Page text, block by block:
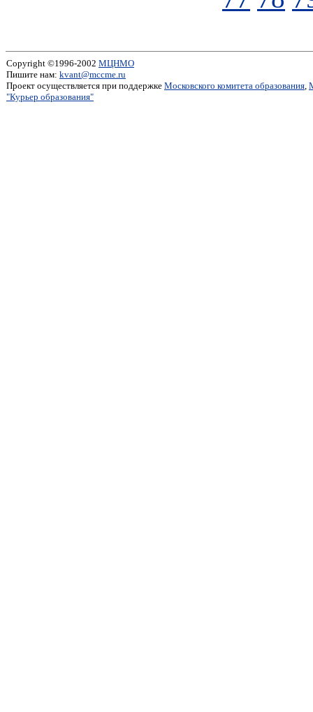
Copyright ©1996-2002 МЦНМО
Пишите нам: kvant@mccme.ru
Проект осуществляется при поддержке Московского комитета образования,
"Курьер образования"